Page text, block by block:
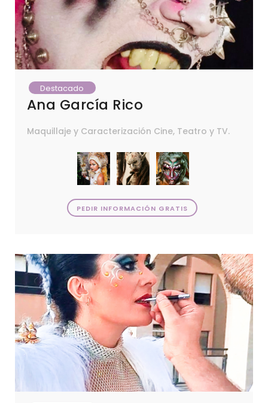
Destacado
Ana García Rico
Maquillaje y Caracterización Cine, Teatro y TV.
PEDIR INFORMACIÓN GRATIS